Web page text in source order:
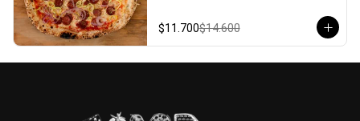
$11.700$14.600